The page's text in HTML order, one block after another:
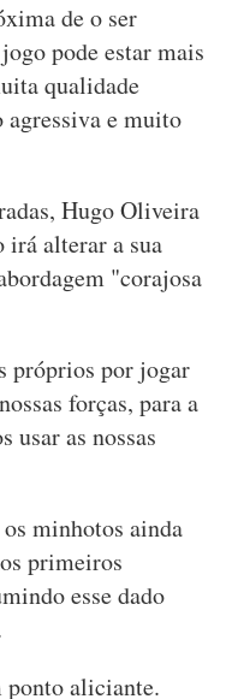
de o ser
pode estar mais
qualidade
e muito
Hugo Oliveira
irá alterar a sua
"corajosa
próprios por jogar
forças, para a
usar as nossas
minhotos ainda
primeiros
esse dado
ponto aliciante.